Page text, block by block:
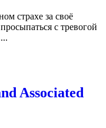
страхе за своё
с тревогой
Associated